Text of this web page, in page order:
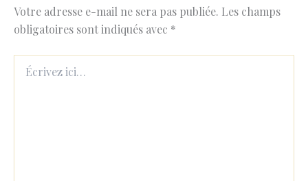
Votre adresse e-mail ne sera pas publiée. Les champs
obligatoires sont indiqués avec *
ici…